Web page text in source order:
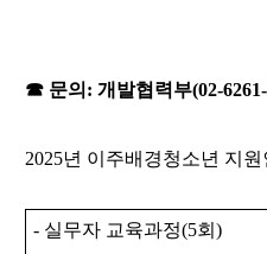
☎ 문의 :개발협력부(02-
2025년 이주배경청소년 지
- 실무자 교육과정(5회)